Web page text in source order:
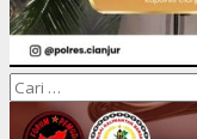
Cari
untuk: